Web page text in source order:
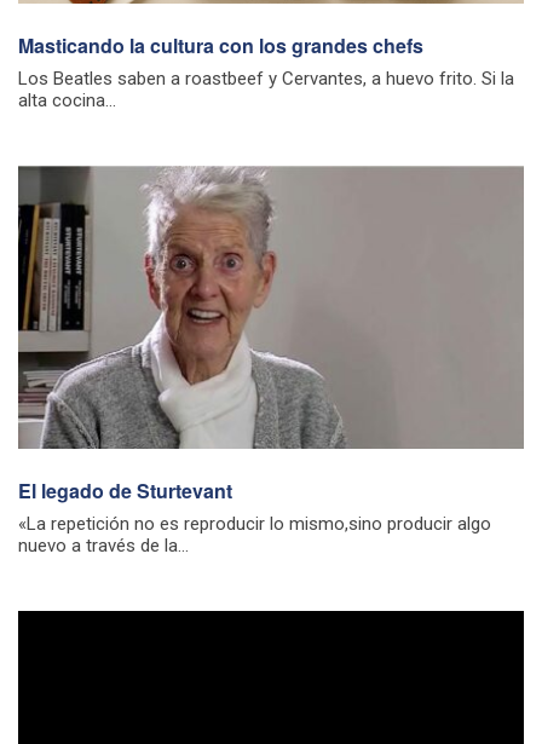
Masticando la cultura con los grandes chefs
Los Beatles saben a roastbeef y Cervantes, a huevo frito. Si la
alta cocina...
El legado de Sturtevant
«La repetición no es reproducir lo mismo,sino producir algo
nuevo a través de la...